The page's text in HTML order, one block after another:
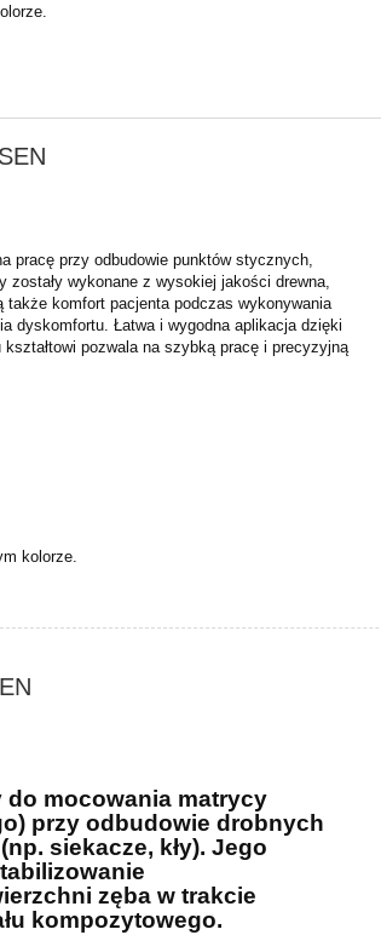
pracę przy odbudowie punktów stycznych,
zostały wykonane z wysokiej jakości drewna,
także komfort pacjenta podczas wykonywania
dyskomfortu. Łatwa i wygodna aplikacja dzięki
pozwala na szybką pracę i precyzyjną
kolorze.
mocowania matrycy
przy odbudowie drobnych
(np.siekacze, kły). Jego
zęba w trakcie
kompozytowego.